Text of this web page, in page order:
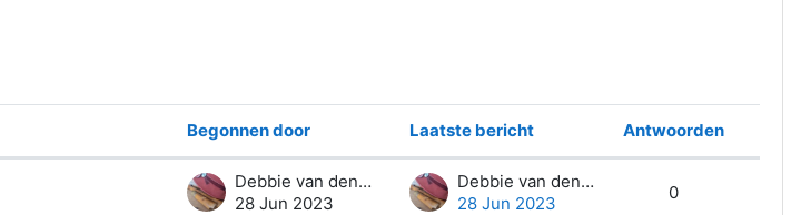
Begonnen door Laatste bericht
Antwoorden
Acties
Debbie van den Berg
28 Jun 2023
Debbie van den Berg
28 Jun 2023
0